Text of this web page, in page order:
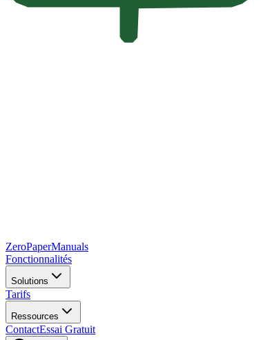
ZeroPaperManuals
Fonctionnalités
Solutions
Tarifs
Ressources
ContactEssai Gratuit